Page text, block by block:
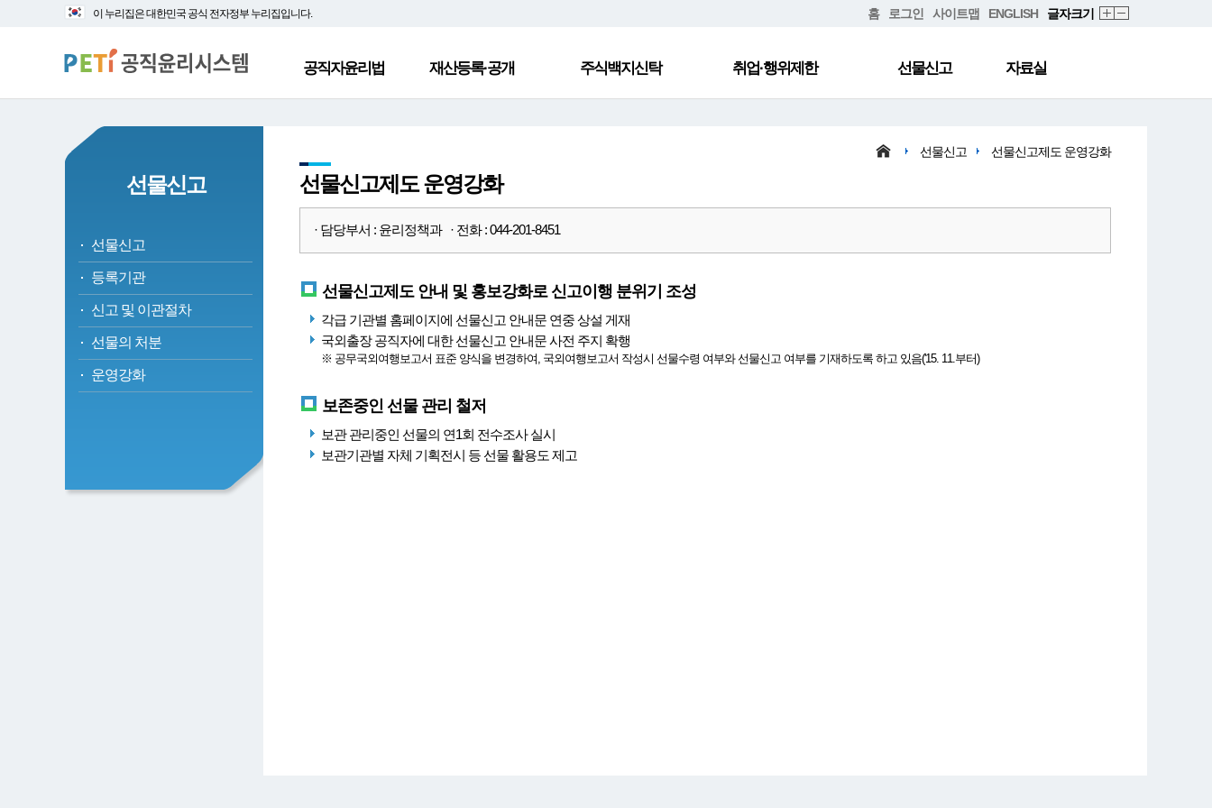
대
바
로
본
로
가
이 누리집은 대한민국 공식 전자정부 누리집입니다. 홈 로그인 사이트맵 ENGLISH 글자크기
공직자윤리법 재산등록·공개 주식백지신탁 취업·행위제한 선물신고 자료실
선물신고
선물신고
등록기관
신고 및 이관절차
선물의 처분
운영강화
선물신고 선물신고제도 운영강화
선물신고제도 운영강화
· 담당부서 : 윤리정책과 · 전화 : 044-201-8451
선물신고제도 안내 및 홍보강화로 신고이행 분위기 조성
각급 기관별 홈페이지에 선물신고 안내문 연중 상설 게재
국외출장 공직자에 대한 선물신고 안내문 사전 주지 확행
※ 공무국외여행보고서 표준 양식을 변경하여, 국외여행보고서 작성시 선물수령 여부와 선물신고 여부를 기재하도록 하고 있음('15. 11.부터)
보존중인 선물 관리 철저
보관 관리중인 선물의 연1회 전수조사 실시
보관기관별 자체 기획전시 등 선물 활용도 제고